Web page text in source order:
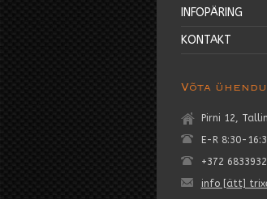
INFOPÄRING
KONTAKT
Võta
Pirni 12,
E-R 8:30-
+372 6833932
info [ätt]